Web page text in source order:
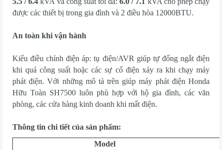
được các thiết bị trong gia đình và 2 điều hòa 12000BTU.
An toàn khi vận hành
Kiểu điều chỉnh điện áp: tụ điện/AVR giúp tự đống ngắt điện
khi quá công suất hoặc các sự cố điện xảy ra khi chạy máy
phát điện. Với những mô tả trên giúp máy phát điện Honda
Hữu Toàn SH7500 luôn phù hợp với hộ gia đình, các văn
phòng, các cửa hàng kinh doanh khi mất điện.
Thông tin chi tiết của sản phẩm:
Model